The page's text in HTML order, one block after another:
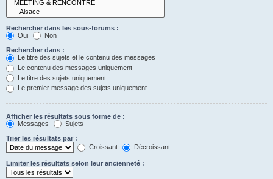
Rechercher dans les sous-forums :
Oui
Non
Rechercher dans :
Le titre des sujets et le contenu des messages
Le contenu des messages uniquement
Le titre des sujets uniquement
Le premier message des sujets uniquement
Afficher les résultats sous forme de :
Messages
Sujets
Trier les résultats par :
Croissant
Décroissant
Limiter les résultats selon leur ancienneté :